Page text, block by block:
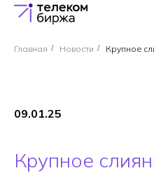
Главная / Новости / Крупное
09.01.25
Крупное